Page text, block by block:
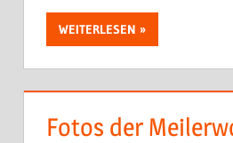
WEITERLESEN
Fotos der